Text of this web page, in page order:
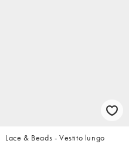
Lace & Beads - Vestito lungo